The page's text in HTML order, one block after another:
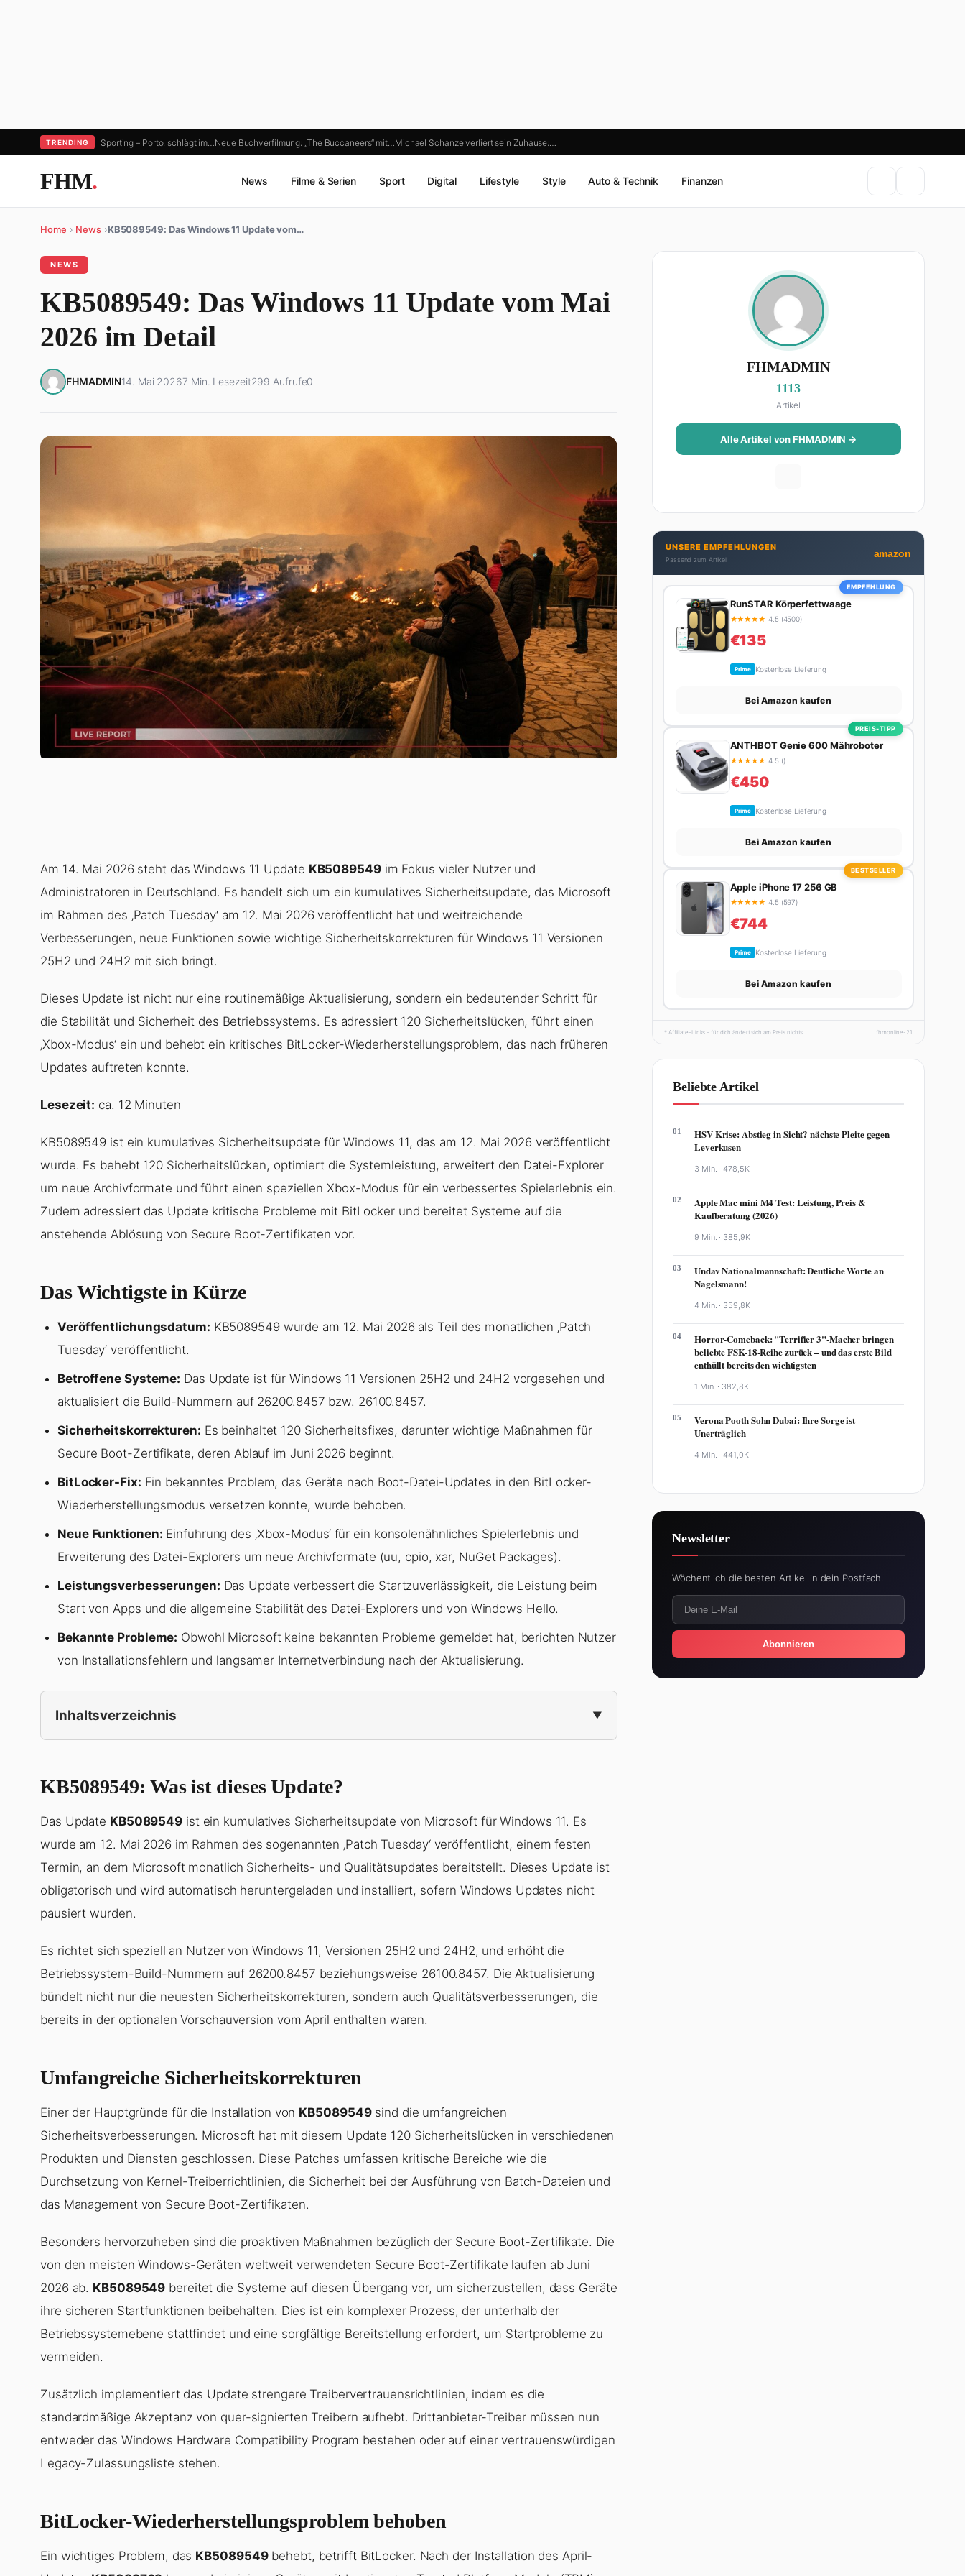
TRENDING Sporting – Porto: schlägt im… Neue Buchverfilmung: „The Buccaneers“ mit… Michael Schanze verliert sein Zuhause:…
FHM. News Filme & Serien Sport Digital Lifestyle Style Auto & Technik Finanzen
Home › News ›KB5089549: Das Windows 11 Update vom…
NEWS
KB5089549: Das Windows 11 Update vom Mai
2026 im Detail
FHMADMIN14. Mai 20267 Min. Lesezeit299 Aufrufe0
Am 14. Mai 2026 steht das Windows 11 Update KB5089549im Fokus vieler Nutzer und
Administratoren in Deutschland. Es handelt sich um ein kumulatives Sicherheitsupdate, das Microsoft
im Rahmen des ‚Patch Tuesday‘ am 12. Mai 2026 veröffentlicht hat und weitreichende
Verbesserungen, neue Funktionen sowie wichtige Sicherheitskorrekturen für Windows 11 Versionen
25H2 und 24H2 mit sich bringt.
Dieses Update ist nicht nur eine routinemäßige Aktualisierung, sondern ein bedeutender Schritt für
die Stabilität und Sicherheit des Betriebssystems. Es adressiert 120 Sicherheitslücken, führt einen
‚Xbox-Modus‘ ein und behebt ein kritisches BitLocker-Wiederherstellungsproblem, das nach früheren
Updates auftreten konnte.
Lesezeit: ca. 12 Minuten
KB5089549 ist ein kumulatives Sicherheitsupdate für Windows 11, das am 12. Mai 2026 veröffentlicht
wurde. Es behebt 120 Sicherheitslücken, optimiert die Systemleistung, erweitert den Datei-Explorer
um neue Archivformate und führt einen speziellen Xbox-Modus für ein verbessertes Spielerlebnis ein.
Zudem adressiert das Update kritische Probleme mit BitLocker und bereitet Systeme auf die
anstehende Ablösung von Secure Boot-Zertifikaten vor.
Das Wichtigste in Kürze
Veröffentlichungsdatum: KB5089549 wurde am 12. Mai 2026 als Teil des monatlichen ‚Patch
Tuesday‘ veröffentlicht.
Betroffene Systeme: Das Update ist für Windows 11 Versionen 25H2 und 24H2 vorgesehen und
aktualisiert die Build-Nummern auf 26200.8457 bzw. 26100.8457.
Sicherheitskorrekturen: Es beinhaltet 120 Sicherheitsfixes, darunter wichtige Maßnahmen für
Secure Boot-Zertifikate, deren Ablauf im Juni 2026 beginnt.
BitLocker-Fix: Ein bekanntes Problem, das Geräte nach Boot-Datei-Updates in den BitLocker-
Wiederherstellungsmodus versetzen konnte, wurde behoben.
Neue Funktionen: Einführung des ‚Xbox-Modus‘ für ein konsolenähnliches Spielerlebnis und
Erweiterung des Datei-Explorers um neue Archivformate (uu, cpio, xar, NuGet Packages).
Leistungsverbesserungen: Das Update verbessert die Startzuverlässigkeit, die Leistung beim
Start von Apps und die allgemeine Stabilität des Datei-Explorers und von Windows Hello.
Bekannte Probleme: Obwohl Microsoft keine bekannten Probleme gemeldet hat, berichten Nutzer
von Installationsfehlern und langsamer Internetverbindung nach der Aktualisierung.
Inhaltsverzeichnis
KB5089549: Was ist dieses Update?
Das Update KB5089549 ist ein kumulatives Sicherheitsupdate von Microsoft für Windows 11. Es
wurde am 12. Mai 2026 im Rahmen des sogenannten ‚Patch Tuesday‘ veröffentlicht, einem festen
Termin, an dem Microsoft monatlich Sicherheits- und Qualitätsupdates bereitstellt. Dieses Update ist
obligatorisch und wird automatisch heruntergeladen und installiert, sofern Windows Updates nicht
pausiert wurden.
Es richtet sich speziell an Nutzer von Windows 11, Versionen 25H2 und 24H2, und erhöht die
Betriebssystem-Build-Nummern auf 26200.8457 beziehungsweise 26100.8457. Die Aktualisierung
bündelt nicht nur die neuesten Sicherheitskorrekturen, sondern auch Qualitätsverbesserungen, die
bereits in der optionalen Vorschauversion vom April enthalten waren.
Umfangreiche Sicherheitskorrekturen
Einer der Hauptgründe für die Installation von KB5089549sind die umfangreichen
Sicherheitsverbesserungen. Microsoft hat mit diesem Update 120 Sicherheitslücken in verschiedenen
Produkten und Diensten geschlossen. Diese Patches umfassen kritische Bereiche wie die
Durchsetzung von Kernel-Treiberrichtlinien, die Sicherheit bei der Ausführung von Batch-Dateien und
das Management von Secure Boot-Zertifikaten.
Besonders hervorzuheben sind die proaktiven Maßnahmen bezüglich der Secure Boot-Zertifikate. Die
von den meisten Windows-Geräten weltweit verwendeten Secure Boot-Zertifikate laufen ab Juni
2026 ab. KB5089549 bereitet die Systeme auf diesen Übergang vor, um sicherzustellen, dass Geräte
ihre sicheren Startfunktionen beibehalten. Dies ist ein komplexer Prozess, der unterhalb der
Betriebssystemebene stattfindet und eine sorgfältige Bereitstellung erfordert, um Startprobleme zu
vermeiden.
Zusätzlich implementiert das Update strengere Treibervertrauensrichtlinien, indem es die
standardmäßige Akzeptanz von quer-signierten Treibern aufhebt. Drittanbieter-Treiber müssen nun
entweder das Windows Hardware Compatibility Program bestehen oder auf einer vertrauenswürdigen
Legacy-Zulassungsliste stehen.
BitLocker-Wiederherstellungsproblem behoben
Ein wichtiges Problem, das KB5089549behebt, betrifft BitLocker. Nach der Installation des April-
FHMADMIN
1113
Artikel
Alle Artikel von FHMADMIN →
UNSERE EMPFEHLUNGEN
Passend zum Artikel
amazon
EMPFEHLUNG
RunSTAR Körperfettwaage
★★★★★ 4.5 (4500)
€135
Prime Kostenlose Lieferung
Bei Amazon kaufen
PREIS-TIPP
ANTHBOT Genie 600 Mähroboter
★★★★★ 4.5 ()
€450
Prime Kostenlose Lieferung
Bei Amazon kaufen
BESTSELLER
Apple iPhone 17 256 GB
★★★★★ 4.5 (597)
€744
Prime Kostenlose Lieferung
Bei Amazon kaufen
* Affiliate-Links – für dich ändert sich am Preis nichts. fhmonline-21
Beliebte Artikel
01
HSV Krise: Abstieg in Sicht? nächste Pleite gegen
Leverkusen
3 Min. ·478,5K
02
Apple Mac mini M4 Test: Leistung, Preis &
Kaufberatung (2026)
9 Min. · 385,9K
03
Undav Nationalmannschaft: Deutliche Worte an
Nagelsmann!
4 Min. · 359,8K
04
Horror-Comeback: "Terrifier 3"-Macher bringen
beliebte FSK-18-Reihe zurück – und das erste Bild
enthüllt bereits den wichtigsten
1 Min. · 382,8K
05
Verona Pooth Sohn Dubai: Ihre Sorge ist
Unerträglich
4 Min. ·441,0K
Newsletter
Wöchentlich die besten Artikel in dein Postfach.
Abonnieren